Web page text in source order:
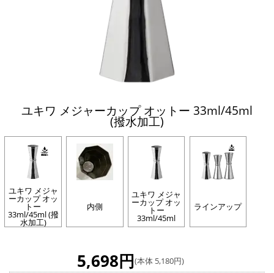
ユキワ メジャーカップ オットー 33ml/45ml
(撥水加工)
ユキワ メジャ
ーカップ オッ
トー
33ml/45ml (撥
水加工)
内側
ユキワ メジャ
ーカップ オッ
トー
33ml/45ml
ラインアップ
5,698円(本体 5,180円)